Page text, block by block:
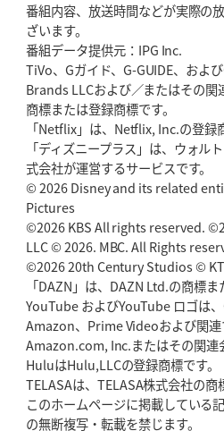
2026年5月21日(木)更新
狭山RG、ライチェル海遥スタッフ入り
ッション
2026年5月14日(木)更新
神戸、1位通過の立役者レタリック
「悲運の闘将」宮地克実氏死去 熱血指
2026年4月30日(木)更新
BR東京、「ユニバーサルデー」の意義
ゴール
2026年4月23日(木)更新
元代表ラピース、今季限りで引退「クボ
2026年4月16日(木)更新
BL東京「強化拠点」を「共有財産」に
た空間」
番組内容、放送時間などが実際の
ざいます。
番組データ提供元：IPG Inc.
TiVo、Gガイド、G-GUIDE、およ
Brands LLCおよび／またはその関
商標または登録商標です。
「Netflix」は、Netflix, Inc.の登録
「ディズニープラス」は、ウォル
式会社が運営するサービスです。
© 2026 Disney and its related
Pictures
©2026 KBS All rights reserved.
LLC © 2026. MBC. All Rights
©2026 20th Century Studios ©
「DAZN」は、DAZN Ltd.の商標ま
YouTube およびYouTube ロゴは
Amazon、Prime Videoおよび関
Amazon.com, Inc.またはその関連
HuluはHulu,LLCの登録商標です。
TELASAは、TELASA株式会社の商
このホームページに掲載している
の無断複写・転載を禁じます。